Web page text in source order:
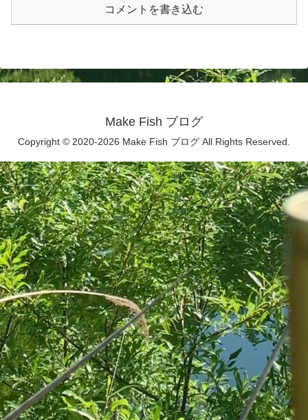
コメントを書き込む
Make Fish ブログ
Copyright © 2020-2026 Make Fish ブログ All Rights Reserved.